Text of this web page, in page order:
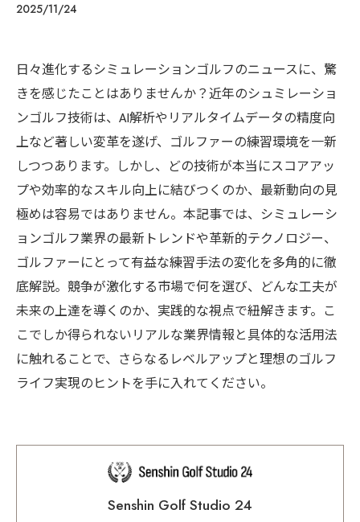
2025/11/24
日々進化するシミュレーションゴルフのニュースに、驚
きを感じたことはありませんか？近年のシュミレーショ
ンゴルフ技術は、AI解析やリアルタイムデータの精度向
上など著しい変革を遂げ、ゴルファーの練習環境を一新
しつつあります。しかし、どの技術が本当にスコアアッ
プや効率的なスキル向上に結びつくのか、最新動向の見
極めは容易ではありません。本記事では、シミュレーシ
ョンゴルフ業界の最新トレンドや革新的テクノロジー、
ゴルファーにとって有益な練習手法の変化を多角的に徹
底解説。競争が激化する市場で何を選び、どんな工夫が
未来の上達を導くのか、実践的な視点で紐解きます。こ
こでしか得られないリアルな業界情報と具体的な活用法
に触れることで、さらなるレベルアップと理想のゴルフ
ライフ実現のヒントを手に入れてください。
Senshin Golf Studio 24